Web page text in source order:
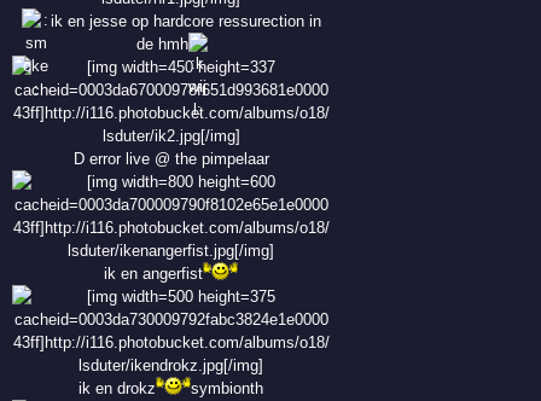
ik en jesse op hardcore ressurection in
de hmh
D error live @ the pimpelaar
ik en angerfist
ik en drokz symbionth